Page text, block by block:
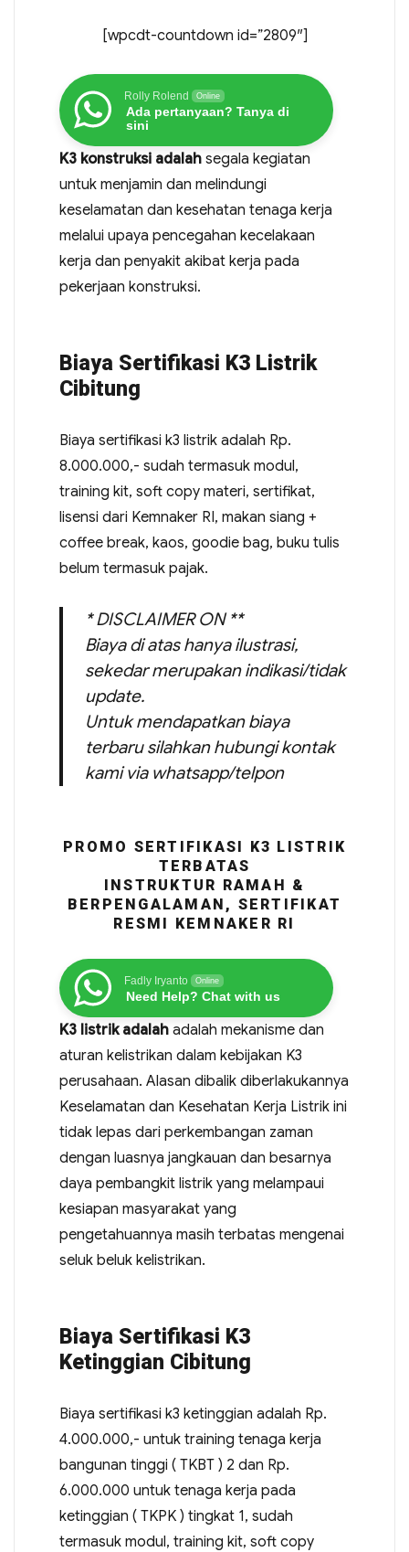
[wpcdt-countdown id=”2809″]
Rolly Rolend Online
Ada pertanyaan? Tanya di
sini
K3 konstruksi adalahsegala kegiatan
untuk menjamin dan melindungi
keselamatan dan kesehatan tenaga kerja
melalui upaya pencegahan kecelakaan
kerja dan penyakit akibat kerja pada
pekerjaan konstruksi.
Biaya Sertifikasi K3 Listrik
Cibitung
Biaya sertifikasi k3 listrik adalah Rp.
8.000.000,- sudah termasuk modul,
training kit, soft copy materi, sertifikat,
lisensi dari Kemnaker RI, makan siang +
coffee break, kaos, goodie bag, buku tulis
belum termasuk pajak.
* DISCLAIMER ON **
Biaya di atas hanya ilustrasi,
sekedar merupakan indikasi/tidak
update.
Untuk mendapatkan biaya
terbaru silahkan hubungi kontak
kami via whatsapp/telpon
PROMO SERTIFIKASI K3 LISTRIK
TERBATAS
INSTRUKTUR RAMAH &
BERPENGALAMAN, SERTIFIKAT
RESMI KEMNAKER RI
Fadly Iryanto Online
Need Help? Chat with us
K3 listrik adalahadalah mekanisme dan
aturan kelistrikan dalam kebijakan K3
perusahaan. Alasan dibalik diberlakukannya
Keselamatan dan Kesehatan Kerja Listrik ini
tidak lepas dari perkembangan zaman
dengan luasnya jangkauan dan besarnya
daya pembangkit listrik yang melampaui
kesiapan masyarakat yang
pengetahuannya masih terbatas mengenai
seluk beluk kelistrikan.
Biaya Sertifikasi K3
Ketinggian Cibitung
Biaya sertifikasi k3 ketinggian adalah Rp.
4.000.000,- untuk training tenaga kerja
bangunan tinggi ( TKBT ) 2 dan Rp.
6.000.000 untuk tenaga kerja pada
ketinggian ( TKPK ) tingkat 1, sudah
termasuk modul, training kit, soft copy